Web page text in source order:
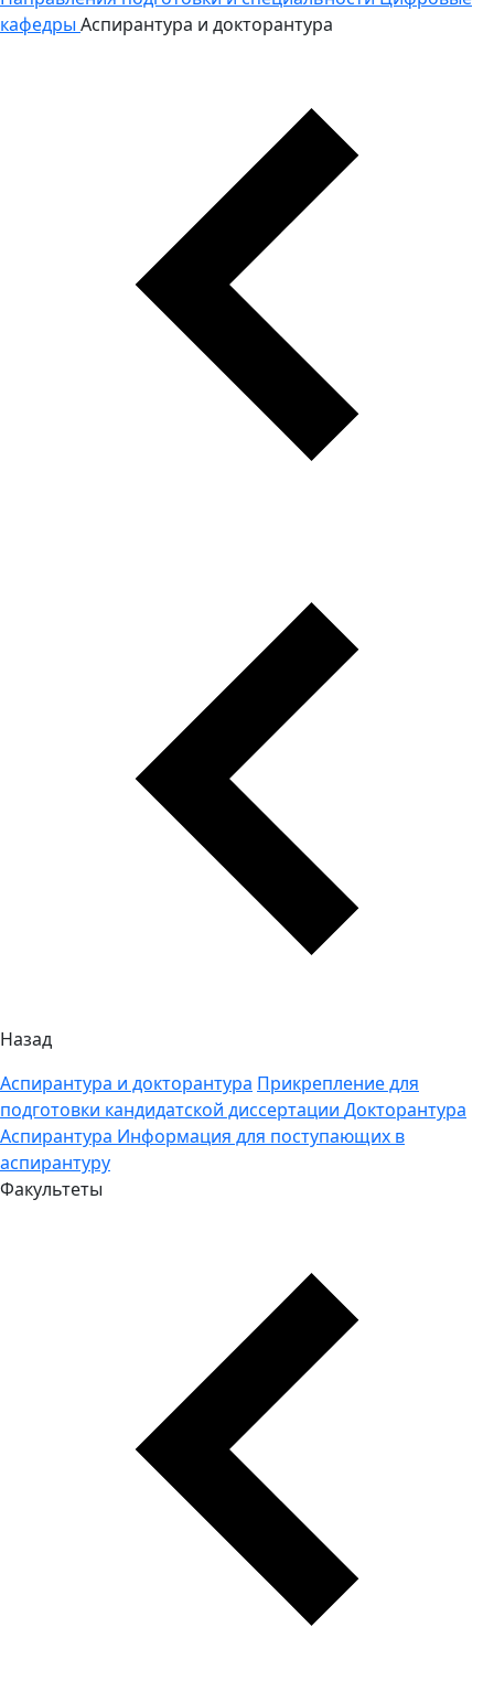
кафедры Аспирантура и докторантура
Назад
Аспирантура и докторантура Прикрепление для
подготовки кандидатской диссертации Докторантура
Аспирантура Информация для поступающих в
аспирантуру
Факультеты